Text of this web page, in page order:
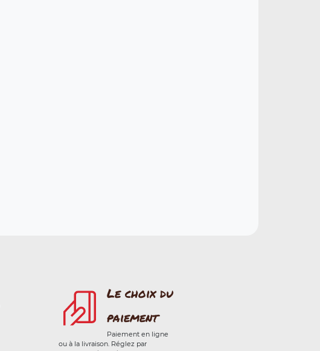
Le choix du
paiement
Paiement en ligne
ou à la livraison. Réglez par